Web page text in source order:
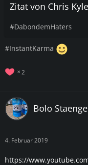
Zitat von Chris Kyle
#DabondemHaters
#InstantKarma
2
Bolo
4. Februar 2019
https://